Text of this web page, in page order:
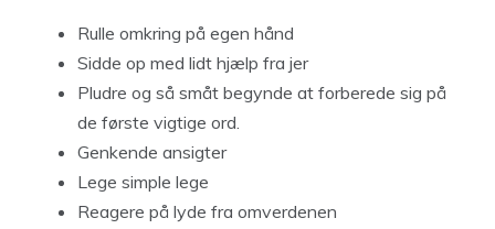
Rulle omkring på egen hånd
Sidde op med lidt hjælp fra jer
Pludre og så småt begynde at forberede sig på
de første vigtige ord.
Genkende ansigter
Lege simple lege
Reagere på lyde fra omverdenen